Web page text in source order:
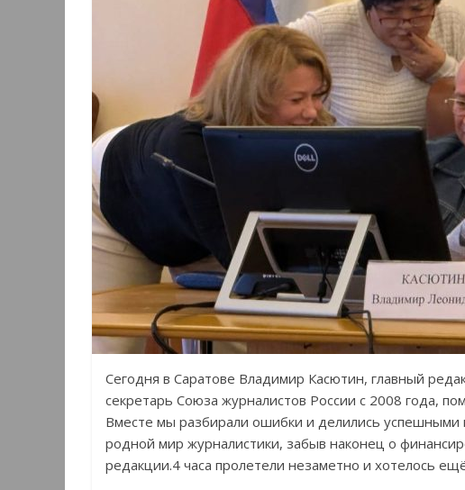
Сегодня в Саратове Владимир Касютин, главный
секретарь Союза журналистов России с 2008 года,
Вместе мы разбирали ошибки и делились успешными
родной мир журналистики, забыв наконец о
редакции.4 часа пролетели незаметно и хотелось